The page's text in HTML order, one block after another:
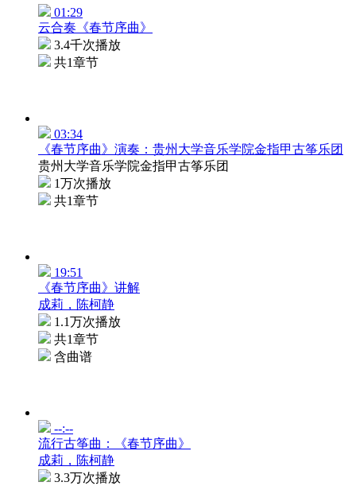
01:29
云合奏《春节序曲》
3.4千次播放
共1章节
03:34
《春节序曲》演奏：贵州大学音乐学院金指甲古筝乐团
贵州大学音乐学院金指甲古筝乐团
1万次播放
共1章节
19:51
《春节序曲》讲解
成莉，陈柯静
1.1万次播放
共1章节
含曲谱
--:--
流行古筝曲：《春节序曲》
成莉，陈柯静
3.3万次播放